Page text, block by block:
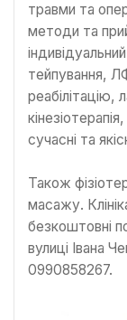
травми та
методи та
тейпування,
сучасні та
Також
масажу.
безкоштовні
вулиці Івана
0990858267.